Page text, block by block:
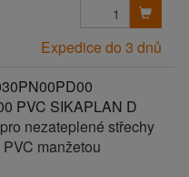
Expedice do 3 dnů
PVC SIKAPLAN D
nezateplené střechy
manžetou